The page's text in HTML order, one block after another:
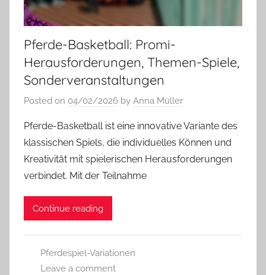
Pferde-Basketball: Promi-
Herausforderungen, Themen-Spiele,
Sonderveranstaltungen
Posted on 04/02/2026 by Anna Müller
Pferde-Basketball ist eine innovative Variante des
klassischen Spiels, die individuelles Können und
Kreativität mit spielerischen Herausforderungen
verbindet. Mit der Teilnahme
Continue reading
Pferdespiel-Variationen
Leave a comment